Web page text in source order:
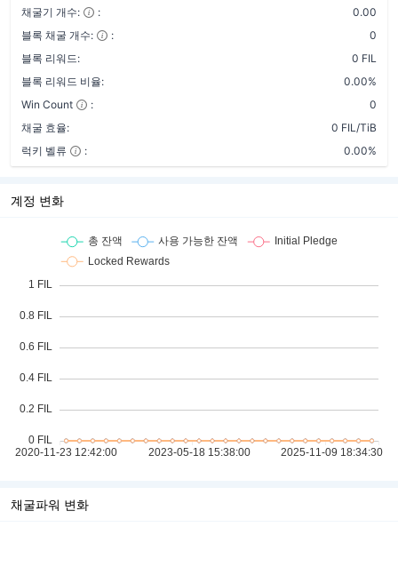
채굴기 개수:
:
0.00
블록 채굴 개수:
:
0
블록 리워드:
0 FIL
블록 리워드 비율:
0.00%
Win Count
:
0
채굴 효율:
0 FIL/TiB
럭키 벨류
: 0.00%
계정 변화
채굴파워 변화